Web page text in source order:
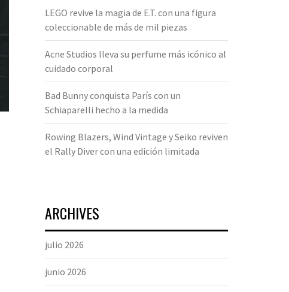
LEGO revive la magia de E.T. con una figura
coleccionable de más de mil piezas
Acne Studios lleva su perfume más icónico al
cuidado corporal
Bad Bunny conquista París con un
Schiaparelli hecho a la medida
Rowing Blazers, Wind Vintage y Seiko reviven
el Rally Diver con una edición limitada
ARCHIVES
julio 2026
junio 2026